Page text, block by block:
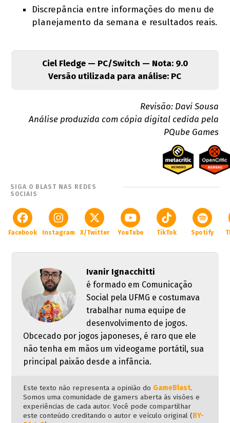
Discrepância entre informações do menu de
planejamento da semana e resultados reais.
Ciel Fledge — PC/Switch — Nota: 9.0
Versão utilizada para análise: PC
Revisão: Davi Sousa
Análise produzida com cópia digital cedida pela
PQube Games
SIGA O BLAST NAS REDES
SOCIAIS
Facebook Instagram X/Twitter YouTube TikTok Spotify
Ivanir Ignacchitti
é formado em Comunicação
Social pela UFMG e costumava
trabalhar numa equipe de
desenvolvimento de jogos.
Obcecado por jogos japoneses, é raro que ele
não tenha em mãos um videogame portátil, sua
principal paixão desde a infância.
Este texto não representa a opinião do GameBlast.
Somos uma comunidade de gamers aberta às visões e
experiências de cada autor. Você pode compartilhar
este conteúdo creditando o autor e veículo original (BY-